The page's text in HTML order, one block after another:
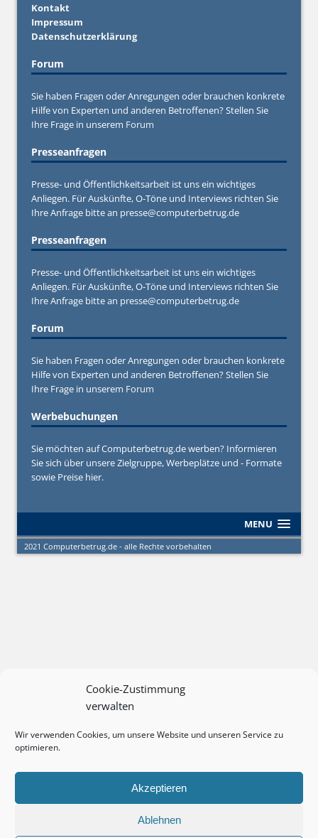
Cookie-Zustimmung
verwalten
Wir verwenden Cookies, um unsere Website und unseren Service zu
optimieren.
Akzeptieren
Ablehnen
Kontakt
Impressum
Datenschutzerklärung
Forum
Sie haben Fragen oder Anregungen oder brauchen konkrete
Hilfe von Experten und anderen Betroffenen? Stellen Sie
Ihre Frage in unserem Forum
Presseanfragen
Presse- und Öffentlichkeitsarbeit ist uns ein wichtiges
Anliegen. Für Auskünfte, O-Töne und Interviews richten Sie
Ihre Anfrage bitte an presse@computerbetrug.de
Presseanfragen
Presse- und Öffentlichkeitsarbeit ist uns ein wichtiges
Anliegen. Für Auskünfte, O-Töne und Interviews richten Sie
Ihre Anfrage bitte an presse@computerbetrug.de
Forum
Sie haben Fragen oder Anregungen oder brauchen konkrete
Hilfe von Experten und anderen Betroffenen? Stellen Sie
Ihre Frage in unserem Forum
Werbebuchungen
Sie möchten auf Computerbetrug.de werben? Informieren
Sie sich über unsere Zielgruppe, Werbeplätze und - Formate
sowie Preise hier.
MENU
2021 Computerbetrug.de - alle Rechte vorbehalten